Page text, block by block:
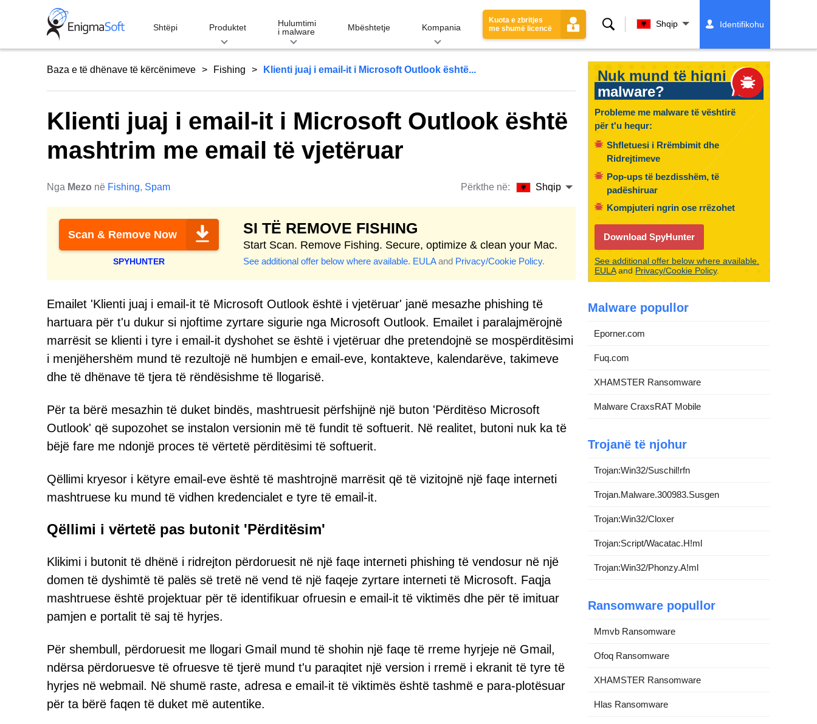
Shtëpi Produktet
Hulumtimi
i malware
Mbështetje Kompania
Kuota e zbritjes
me shumë licencë
Kërko Shqip Identifikohu
Baza e të dhënave të kërcënimeve Fishing Klienti juaj i email-it i Microsoft Outlook është...
Klienti juaj i email-it i Microsoft Outlook është
mashtrim me email të vjetëruar
Nga Mezo në Fishing, Spam Përkthe në: Shqip
Scan & Remove Now
SPYHUNTER
SI TË REMOVE FISHING
Start Scan. Remove Fishing. Secure, optimize & clean your Mac.
See additional offer below where available. EULAand Privacy/Cookie Policy.
Emailet 'Klienti juaj i email-it të Microsoft Outlook është i vjetëruar' janë mesazhe phishing të
hartuara për t'u dukur si njoftime zyrtare sigurie nga Microsoft Outlook. Emailet i paralajmërojnë
marrësit se klienti i tyre i email-it dyshohet se është i vjetëruar dhe pretendojnë se mospërditësimi
i menjëhershëm mund të rezultojë në humbjen e email-eve, kontakteve, kalendarëve, takimeve
dhe të dhënave të tjera të rëndësishme të llogarisë.
Për ta bërë mesazhin të duket bindës, mashtruesit përfshijnë një buton 'Përditëso Microsoft
Outlook' që supozohet se instalon versionin më të fundit të softuerit. Në realitet, butoni nuk ka të
bëjë fare me ndonjë proces të vërtetë përditësimi të softuerit.
Qëllimi kryesor i këtyre email-eve është të mashtrojnë marrësit që të vizitojnë një faqe interneti
mashtruese ku mund të vidhen kredencialet e tyre të email-it.
Qëllimi i vërtetë pas butonit 'Përditësim'
Klikimi i butonit të dhënë i ridrejton përdoruesit në një faqe interneti phishing të vendosur në një
domen të dyshimtë të palës së tretë në vend të një faqeje zyrtare interneti të Microsoft. Faqja
mashtruese është projektuar për të identifikuar ofruesin e email-it të viktimës dhe për të imituar
pamjen e portalit të saj të hyrjes.
Për shembull, përdoruesit me llogari Gmail mund të shohin një faqe të rreme hyrjeje në Gmail,
ndërsa përdoruesve të ofruesve të tjerë mund t'u paraqitet një version i rremë i ekranit të tyre të
hyrjes në webmail. Në shumë raste, adresa e email-it të viktimës është tashmë e para-plotësuar
për ta bërë faqen të duket më autentike.
Nuk mund të hiqni
malware?
Probleme me malware të vështirë
për t'u hequr:
Shfletuesi i Rrëmbimit dhe
Ridrejtimeve
Pop-ups të bezdisshëm, të
padëshiruar
Kompjuteri ngrin ose rrëzohet
Download SpyHunter
See additional offer below where available.
EULAand Privacy/Cookie Policy.
Malware popullor
Eporner.com
Fuq.com
XHAMSTER Ransomware
Malware CraxsRAT Mobile
Trojanë të njohur
Trojan:Win32/Suschil!rfn
Trojan.Malware.300983.Susgen
Trojan:Win32/Cloxer
Trojan:Script/Wacatac.H!ml
Trojan:Win32/Phonzy.A!ml
Ransomware popullor
Mmvb Ransomware
Ofoq Ransomware
XHAMSTER Ransomware
Hlas Ransomware